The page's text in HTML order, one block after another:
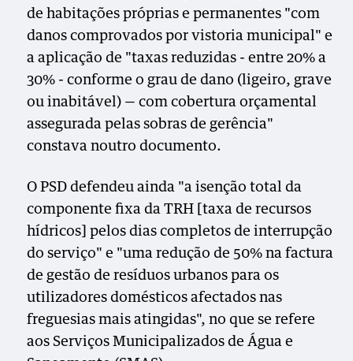
de habitações próprias e permanentes "com
danos comprovados por vistoria municipal" e
a aplicação de "taxas reduzidas - entre 20% a
30% - conforme o grau de dano (ligeiro, grave
ou inabitável) — com cobertura orçamental
assegurada pelas sobras de gerência"
constava noutro documento.
O PSD defendeu ainda "a isenção total da
componente fixa da TRH [taxa de recursos
hídricos] pelos dias completos de interrupção
do serviço" e "uma redução de 50% na factura
de gestão de resíduos urbanos para os
utilizadores domésticos afectados nas
freguesias mais atingidas", no que se refere
aos Serviços Municipalizados de Água e